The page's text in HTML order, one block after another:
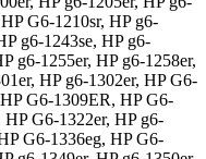
G6-1210sr, HP g6-
g6-1243se, HP g6-
g6-1255er, HP g6-1258er,
HP g6-1302er, HP G6-
G6-1309ER, HP G6-
G6-1322er, HP g6-
G6-1336eg, HP G6-